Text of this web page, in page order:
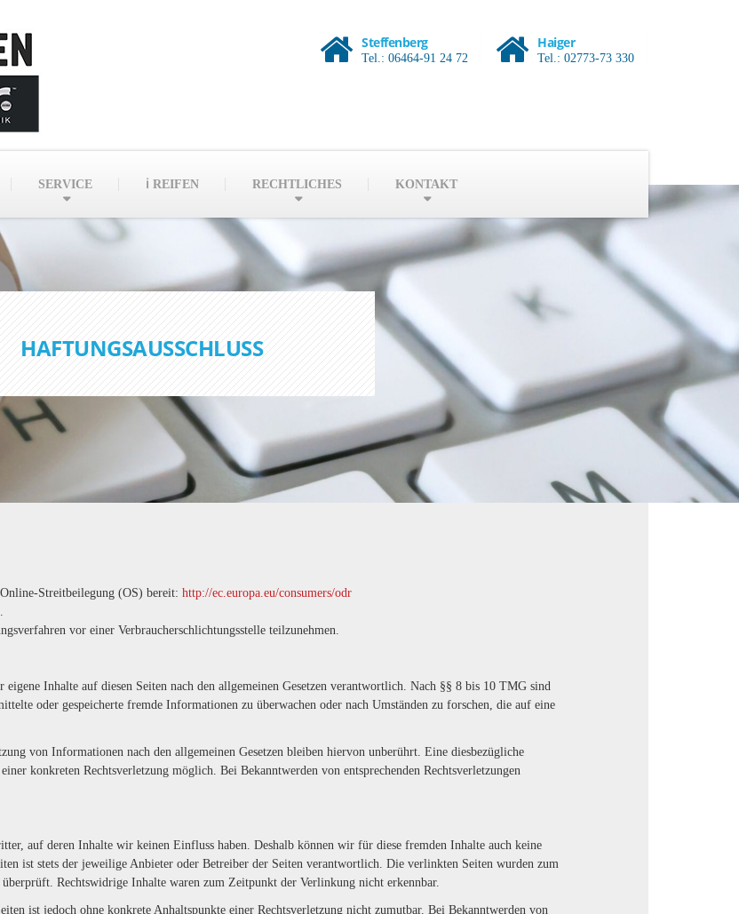
Steffenberg
Tel.: 06464-91 24 72
Haiger
Tel.: 02773-73 330
SERVICE ℹ REIFEN RECHTLICHES KONTAKT
HAFTUNGSAUSSCHLUSS
Streitbeilegung (OS) bereit: http://ec.europa.eu/consumers/odr
vor einer Verbraucherschlichtungsstelle teilzunehmen.
Inhalte auf diesen Seiten nach den allgemeinen Gesetzen verantwortlich. Nach §§ 8 bis 10 TMG sind
oder gespeicherte fremde Informationen zu überwachen oder nach Umständen zu forschen, die auf eine
von Informationen nach den allgemeinen Gesetzen bleiben hiervon unberührt. Eine diesbezügliche
konkreten Rechtsverletzung möglich. Bei Bekanntwerden von entsprechenden Rechtsverletzungen
auf deren Inhalte wir keinen Einfluss haben. Deshalb können wir für diese fremden Inhalte auch keine
ist stets der jeweilige Anbieter oder Betreiber der Seiten verantwortlich. Die verlinkten Seiten wurden zum
Rechtswidrige Inhalte waren zum Zeitpunkt der Verlinkung nicht erkennbar.
ist jedoch ohne konkrete Anhaltspunkte einer Rechtsverletzung nicht zumutbar. Bei Bekanntwerden von